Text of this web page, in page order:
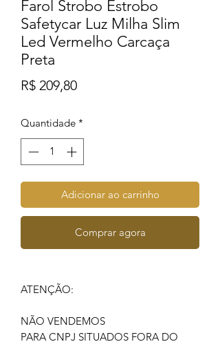
Farol Strobo Estrobo
Safetycar Luz Milha Slim
Led Vermelho Carcaça
Preta
R$ 209,80Preço
Quantidade *
Adicionar ao carrinho
Comprar agora
ATENÇÃO:
NÃO VENDEMOS
PARA CNPJ SITUADOS FORA DO